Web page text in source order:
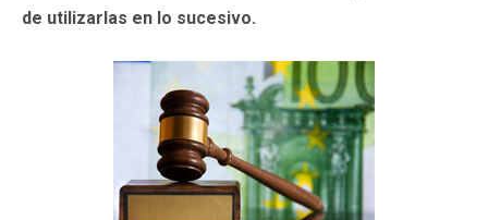
de utilizarlas en lo sucesivo.